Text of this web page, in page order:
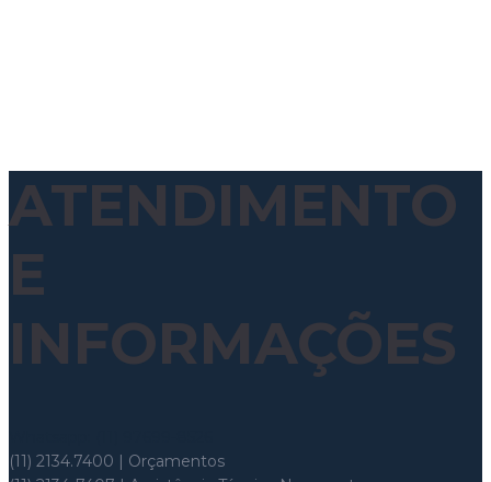
ATENDIMENTO
E
INFORMAÇÕES
(11) 2134.7400 | Orçamentos